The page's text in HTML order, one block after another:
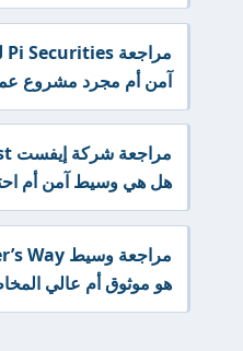
آمن أم مجرد مشروع
هل هي وسيط آمن أم
هو موثوق أم عالي